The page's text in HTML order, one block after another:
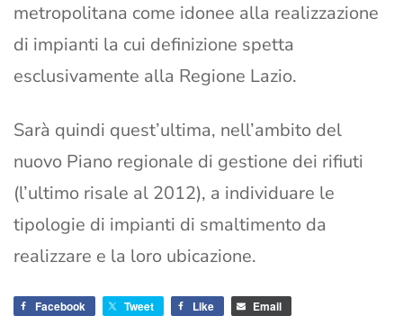
metropolitana come idonee alla realizzazione
di impianti la cui definizione spetta
esclusivamente alla Regione Lazio.
Sarà quindi quest’ultima, nell’ambito del
nuovo Piano regionale di gestione dei rifiuti
(l’ultimo risale al 2012), a individuare le
tipologie di impianti di smaltimento da
realizzare e la loro ubicazione.
Facebook Tweet Like Email